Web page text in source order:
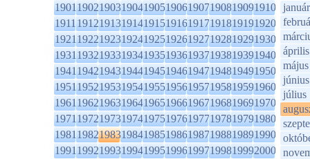
1901190219031904190519061907190819091910
1911191219131914191519161917191819191920
1921192219231924192519261927192819291930
1931193219331934193519361937193819391940
1941194219431944194519461947194819491950
1951195219531954195519561957195819591960
1961196219631964196519661967196819691970
1971197219731974197519761977197819791980
1981198219831984198519861987198819891990
1991199219931994199519961997199819992000
január
április
május
június
július